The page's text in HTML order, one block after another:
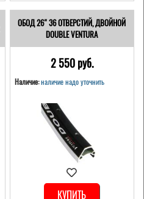
ОБОД 26" 36 ОТВЕРСТИЙ, ДВОЙНОЙ
DOUBLE VENTURA
2 550 pуб.
Наличие: наличие надо уточнить
КУПИТЬ